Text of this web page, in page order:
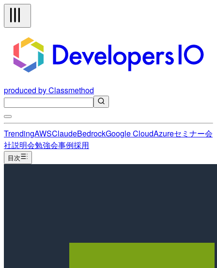
produced by Classmethod
TrendingAWSClaudeBedrockGoogle CloudAzureセミナー会
社説明会勉強会事例採用
目次